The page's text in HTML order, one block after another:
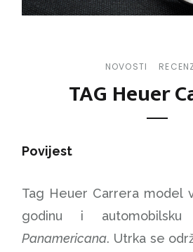
NOVOSTI
TAG Heuer
Povijest
Tag Heuer Carrera model
godinu i
Panamericana. Utrka se